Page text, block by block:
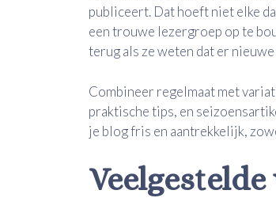
publiceert. Dat hoeft niet elke
een trouwe lezergroep op te
terug als ze weten dat er
Combineer regelmaat met
praktische tips, en
je blog fris en aantrekkelijk,